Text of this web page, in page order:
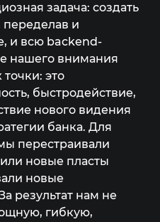
задача: создать
и
и всю backend-
нашего внимания
это
быстродействие,
нового видения
банка. Для
перестраивали
новые пласты
новые
результат нам не
гибкую,